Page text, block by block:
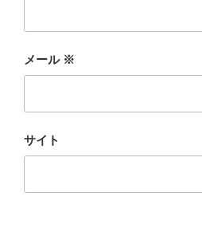
メール ※
サイト